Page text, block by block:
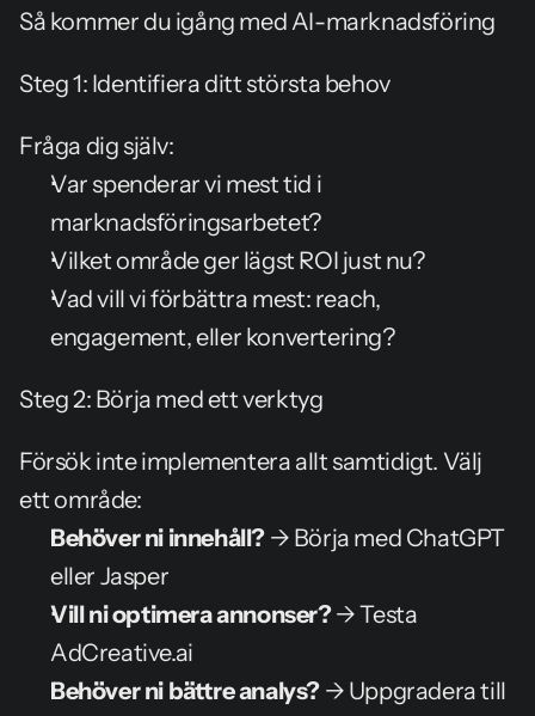
Så kommer du igång med AI-marknadsföring
Steg 1: Identifiera ditt största behov
Fråga dig själv:
Var spenderar vi mest tid i
marknadsföringsarbetet?
Vilket område ger lägst ROI just nu?
Vad vill vi förbättra mest: reach,
engagement, eller konvertering?
Steg 2: Börja med ett verktyg
Försök inte implementera allt samtidigt. Välj
ett område:
Behöver ni innehåll? → Börja med ChatGPT
eller Jasper
Vill ni optimera annonser? → Testa
AdCreative.ai
Behöver ni bättre analys? → Uppgradera till